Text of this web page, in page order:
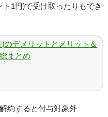
1円)で受け取ったりもでき
)のデメリットとメリット＆
まとめ
約すると付与対象外